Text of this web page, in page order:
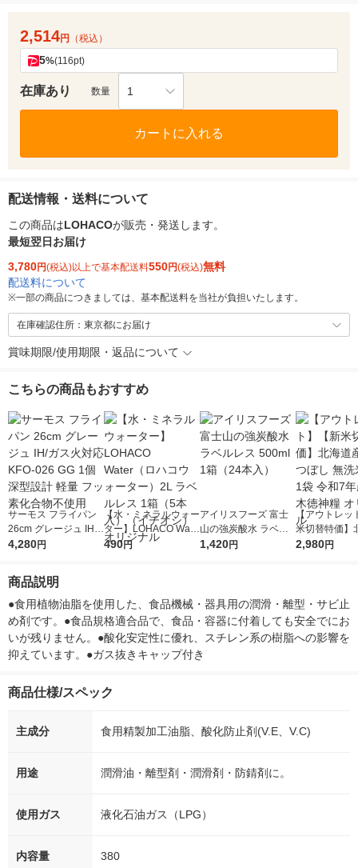
2,514円 （税込）
5%(116pt)
在庫あり 数量 1
カートに入れる
配送情報・送料について
この商品はLOHACOが販売・発送します。
最短翌日お届け
3,780円(税込)以上で基本配送料550円(税込)無料
配送料について
※一部の商品につきましては、基本配送料を当社が負担いたします。
在庫確認住所：東京都にお届け
賞味期限/使用期限・返品について
こちらの商品もおすすめ
サーモス フライパン
26cm グレージュ IH/
ガス火対応 KFO-026
4,280円
【水・ミネラルウォー
ター】LOHACO Wate
r（ロハコウォータ
490円
アイリスフーズ 富士
山の強炭酸水 ラベル
レス 500ml 1箱（24
1,420円
【アウトレッ
米切替特価】
ななつぼし 無
2,980円
商品説明
●食用植物油脂を使用した、食品機械・器具用の潤滑・離型・サビ止
め剤です。●食品規格適合品で、食品・容器に付着しても安全でにお
いが残りません。●酸化安定性に優れ、スチレン系の樹脂への影響を
抑えています。●ガス抜きキャップ付き
商品仕様/スペック
主成分 食用精製加工油脂、酸化防止剤(V.E、V.C)
用途 潤滑油・離型剤・潤滑剤・防錆剤に。
使用ガス 液化石油ガス（LPG）
内容量
380